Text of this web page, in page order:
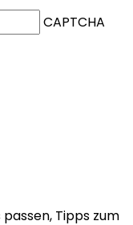
CAPTCHA
Tipps zum